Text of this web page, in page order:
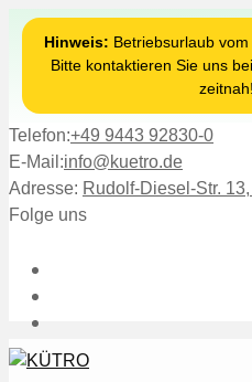
Hinweis: Betriebsurlaub vom
Bitte kontaktieren Sie uns
zeitnah!
Telefon:+49 9443 92830-0
E-Mail:info@kuetro.de
Adresse: Rudolf-Diesel-Str.
Folge uns